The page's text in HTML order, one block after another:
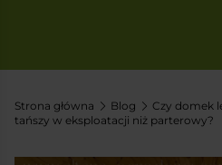
Strona główna Blog
Czy domek
tańszy w eksploatacji niż parterowy?